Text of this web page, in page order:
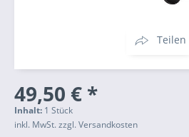
Teilen
49,50 € *
Inhalt: 1 Stück
inkl. MwSt.zzgl. Versandkosten